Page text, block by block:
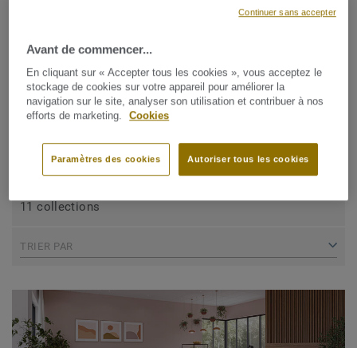
Collections
AFFINER LA RECHERCHE
11 collections
TRIER PAR
Avant de commencer...
En cliquant sur « Accepter tous les cookies », vous acceptez le
stockage de cookies sur votre appareil pour améliorer la
navigation sur le site, analyser son utilisation et contribuer à nos
efforts de marketing.
Cookies
Autoriser tous les cookies
Paramètres des cookies
Continuer sans accepter